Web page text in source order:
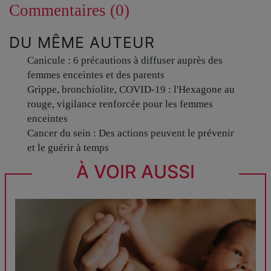
Commentaires (0)
DU MÊME AUTEUR
Canicule : 6 précautions à diffuser auprès des
femmes enceintes et des parents
Grippe, bronchiolite, COVID-19 : l'Hexagone au
rouge, vigilance renforcée pour les femmes
enceintes
Cancer du sein : Des actions peuvent le prévenir
et le guérir à temps
À VOIR AUSSI